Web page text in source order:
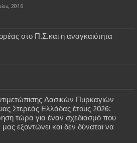
2016
στο Π.Σ.και η αναγκαιότητα
Δασικών Πυρκαγιών
Στερεάς Ελλάδας έτους 2026:
τώρα για έναν σχεδιασμό που
εξοντώνει και δεν δύναται να